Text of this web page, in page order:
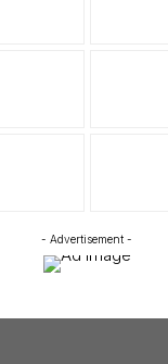
- Advertisement -